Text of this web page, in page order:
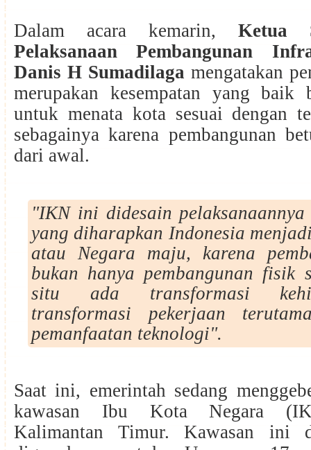
Dalam acara kemarin, Ketua
Pelaksanaan Pembangunan
Danis H Sumadilaga mengatakan
merupakan kesempatan yang baik
untuk menata kota sesuai dengan
sebagainya karena pembangunan
dari awal.
"IKN ini didesain
yang diharapkan Indonesia
atau Negara maju, karena
bukan hanya pembangunan fisik
situ ada transformasi
transformasi pekerjaan
pemanfaatan teknologi".
Saat ini, emerintah sedang
kawasan Ibu Kota Negara
Kalimantan Timur. Kawasan ini